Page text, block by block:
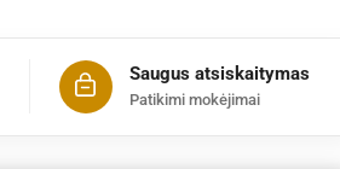
Saugus atsiskaitymas
Patikimi mokėjimai